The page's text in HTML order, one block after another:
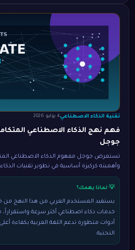
تقنية الذكاء الاصطناعي4 يوليو 2026
فهم نهج الذكاء الاصطناعي
جوجل
وأهميته كركيزة أساسية في تطوير تقنيات
💡 لماذا يهمك؟
يستفيد المستخدم العربي من هذا النهج من
خدمات ذكاء اصطناعي أكثر سرعة واستقراراً،
أدوات متطورة تدعم اللغة العربية بكفاءة
التحتية.